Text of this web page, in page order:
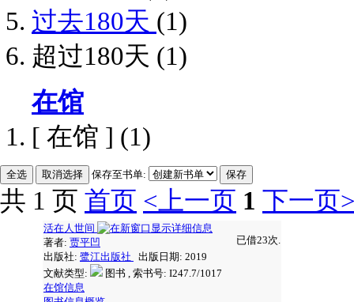
过去180天 (1)
超过180天 (1)
在馆
[ 在馆 ] (1)
保存至书单:
共 1 页 首页 <上一页 1 下一页
活在人世间
已借23次.
著者: 贾平凹
出版社: 鹭江出版社
出版日期: 2019
文献类型:
图书 , 索书号: I247.7/1017
在馆信息